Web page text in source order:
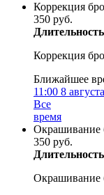
Коррекция
350 руб.
Коррекция
Ближайшее
11:00 8 августа
Все
время
Окрашивание
350 руб.
Окрашивание